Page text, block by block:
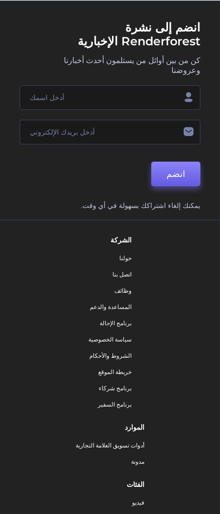
انضم إلى نشرة
Renderforest الإخبارية
كن من بين أوائل من يستلمون أحدث أخبارنا
وعروضنا
انضم
يمكنك إلغاء اشتراكك بسهولة في أي وقت.
الشركة
حولنا
اتصل بنا
وظائف
المساعدة والدعم
برنامج الإحالة
سياسة الخصوصية
الشروط والأحكام
خريطة الموقع
برنامج شركاء
برنامج السفير
الموارد
أدوات تسويق العلامة التجارية
مدونة
الفئات
فيديو